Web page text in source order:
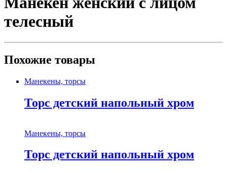
телесный
Похожие товары
Манекены, торсы
Торс детский напольный хром
Манекены, торсы
Торс детский напольный хром